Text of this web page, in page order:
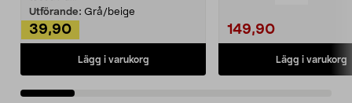
Utförande: Grå/beige
39,90
Lägg i varukorg
149,90
Lägg i varukorg